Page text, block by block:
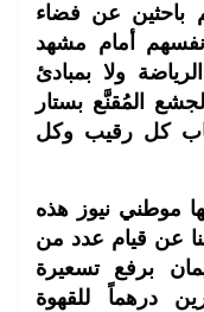
باحثين عن فضاء
أمام مشهد
ولا بمبادئ
المُقنَّع بستار
كل رقيب وكل
موطني نيوز هذه
عن قيام عدد من
برفع تسعيرة
درهماً للقهوة